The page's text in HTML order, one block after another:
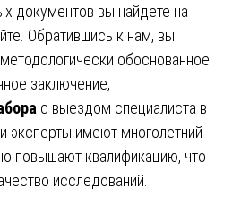
документов вы найдете на
Обратившись к нам, вы
обоснованное
заключение,
с выездом специалиста в
эксперты имеют многолетний
повышают квалификацию, что
исследований.